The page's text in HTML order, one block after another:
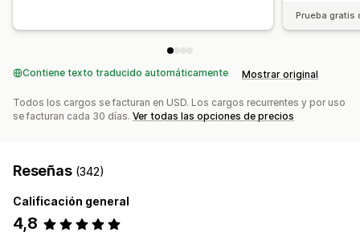
Prueba gratis
Contiene texto traducido automáticamente Mostrar original
Todos los cargos se facturan en USD. Los cargos recurrentes y por uso
se facturan cada 30 días. Ver todas las opciones de precios
Reseñas (342)
Calificación general
4,8